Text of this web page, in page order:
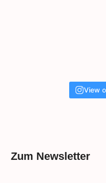
View
Zum Newsletter